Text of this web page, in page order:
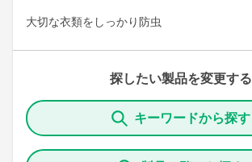
大切な衣類をしっかり防虫
探したい製品を変更する
キーワードから探す